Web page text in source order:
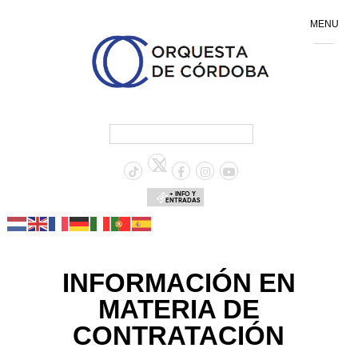
+ INFO Y
ENTRADAS
INFORMACIÓN EN
MATERIA DE
CONTRATACIÓN
MENU